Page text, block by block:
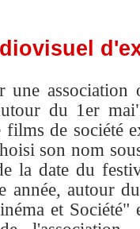
association
du 1er
films de société
son nom
la date du
année, autour
et Société"